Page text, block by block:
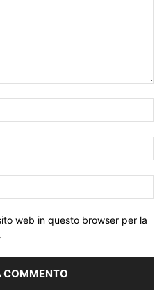
web in questo browser per la